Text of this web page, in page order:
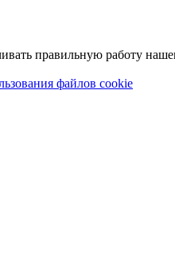
правильную работу
файлов cookie